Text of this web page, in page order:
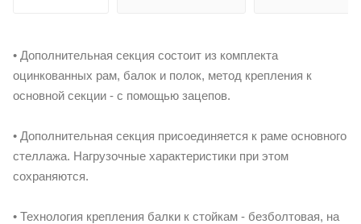
• Дополнительная секция состоит из комплекта
оцинкованных рам, балок и полок, метод крепления к
основной секции - с помощью зацепов.
• Дополнительная секция присоединяется к раме основного
стеллажа. Нагрузочные характеристики при этом
сохраняются.
• Технология крепления балки к стойкам - безболтовая, на